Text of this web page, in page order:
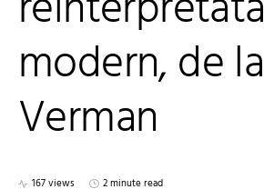
modern, de la
Verman
167 views 2 minute read